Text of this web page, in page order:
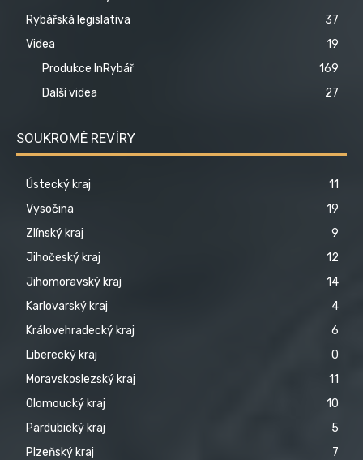
Rybářská legislativa
37
Videa
19
Produkce InRybář
169
Další videa
27
SOUKROMÉ REVÍRY
Ústecký kraj
11
Vysočina
19
Zlínský kraj
9
Jihočeský kraj
12
Jihomoravský kraj
14
Karlovarský kraj
4
Královehradecký kraj
6
Liberecký kraj
0
Moravskoslezský kraj
11
Olomoucký kraj
10
Pardubický kraj
5
Plzeňský kraj
7